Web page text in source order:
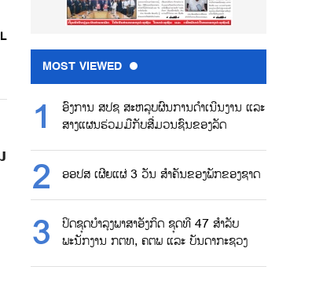
MOST VIEWED
ອົງການ ສປຊ ສະຫລຸບຜົນການດຳເນີນງານ ແລະ
ສາງແຜນຮ່ວມມືກັບສື່ມວນຊົນຂອງລັດ
ອອປສ ເຜີຍແຜ່ 3 ວັນ ສຳຄັນຂອງພັກຂອງຊາດ
ປິດຊຸດບຳລຸງພາສາອັງກິດ ຊຸດທີ 47 ສຳລັບ
ພະນັກງານ ກຕທ, ຄຕພ ແລະ ບັນດາກະຊວງ